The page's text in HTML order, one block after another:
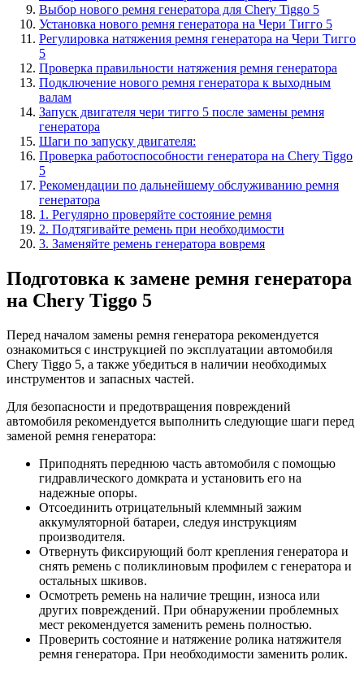
Выбор нового ремня генератора для Chery Tiggo 5
Установка нового ремня генератора на Чери Тигго 5
Регулировка натяжения ремня генератора на Чери Тигго
5
Проверка правильности натяжения ремня генератора
Подключение нового ремня генератора к выходным
валам
Запуск двигателя чери тигго 5 после замены ремня
генератора
Шаги по запуску двигателя:
Проверка работоспособности генератора на Chery Tiggo
5
Рекомендации по дальнейшему обслуживанию ремня
генератора
1. Регулярно проверяйте состояние ремня
2. Подтягивайте ремень при необходимости
3. Заменяйте ремень генератора вовремя
Подготовка к замене ремня генератора
на Chery Tiggo 5
Перед началом замены ремня генератора рекомендуется
ознакомиться с инструкцией по эксплуатации автомобиля
Chery Tiggo 5, а также убедиться в наличии необходимых
инструментов и запасных частей.
Для безопасности и предотвращения повреждений
автомобиля рекомендуется выполнить следующие шаги перед
заменой ремня генератора:
Приподнять переднюю часть автомобиля с помощью
гидравлического домкрата и установить его на
надежные опоры.
Отсоединить отрицательный клеммный зажим
аккумуляторной батареи, следуя инструкциям
производителя.
Отвернуть фиксирующий болт крепления генератора и
снять ремень с поликлиновым профилем с генератора и
остальных шкивов.
Осмотреть ремень на наличие трещин, износа или
других повреждений. При обнаружении проблемных
мест рекомендуется заменить ремень полностью.
Проверить состояние и натяжение ролика натяжителя
ремня генератора. При необходимости заменить ролик.